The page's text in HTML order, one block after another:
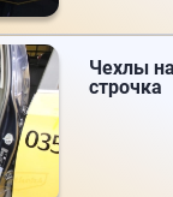
Чехлы
строчка